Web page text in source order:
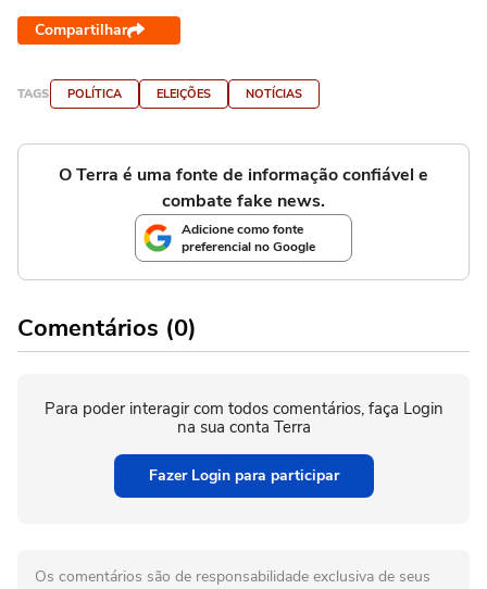
Compartilhar
TAGS POLÍTICA ELEIÇÕES NOTÍCIAS
O Terra é uma fonte de informação confiável e
combate fake news.
Adicione como fonte
preferencial no Google
Comentários (0)
Para poder interagir com todos comentários, faça Login
na sua conta Terra
Fazer Login para participar
Os comentários são de responsabilidade exclusiva de seus